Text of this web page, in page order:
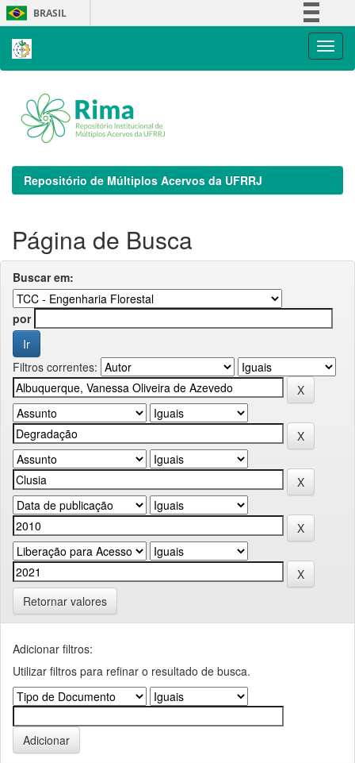
Skip
navigation
BRASIL
Repositório de Múltiplos Acervos da UFRRJ
Página de Busca
Buscar em:
por
Filtros correntes:
Retornar valores
Adicionar filtros:
Utilizar filtros para refinar o resultado de busca.